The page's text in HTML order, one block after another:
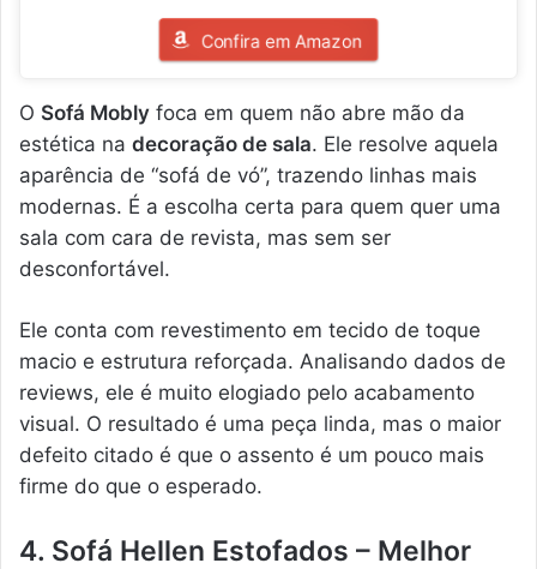
Confira em Amazon
O Sofá Mobly foca em quem não abre mão da
estética na decoração de sala. Ele resolve aquela
aparência de “sofá de vó”, trazendo linhas mais
modernas. É a escolha certa para quem quer uma
sala com cara de revista, mas sem ser
desconfortável.
Ele conta com revestimento em tecido de toque
macio e estrutura reforçada. Analisando dados de
reviews, ele é muito elogiado pelo acabamento
visual. O resultado é uma peça linda, mas o maior
defeito citado é que o assento é um pouco mais
firme do que o esperado.
4. Sofá Hellen Estofados – Melhor